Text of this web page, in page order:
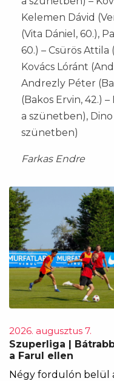
Kelemen Dávid
(Vita Dániel, 60.),
60.) – Csürös
Kovács Lóránt
Andrezly Péter
(Bakos Ervin, 42.)
a szünetben),
szünetben)
Farkas Endre
2026. augusztus 7.
Szuperliga |
a Farul ellen
Négy fordulón belül